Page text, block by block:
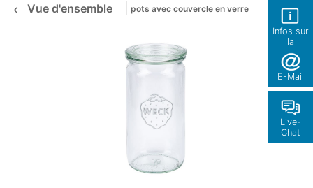
Infos sur
la
boutique
E-Mail
Live-
Chat
Vue d'ensemble pots avec couvercle en verre